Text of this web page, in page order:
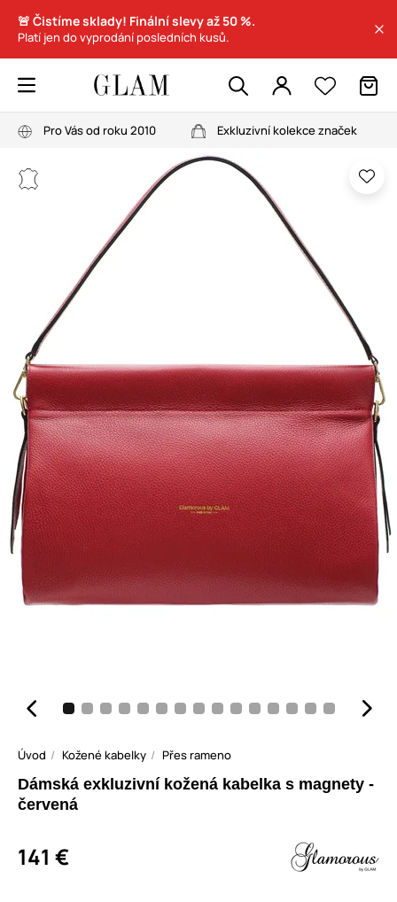
🚨 Čistíme sklady! Finální slevy až 50 %.
Platí jen do vyprodání posledních kusů.
Pro Vás od roku 2010 Exkluzivní kolekce značek
Úvod Kožené kabelky Přes rameno
Dámská exkluzivní kožená kabelka s magnety -
červená
141 €